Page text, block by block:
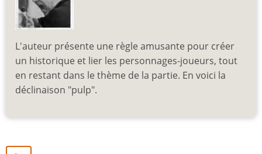
L'auteur présente une règle amusante pour créer
un historique et lier les personnages-joueurs, tout
en restant dans le thème de la partie. En voici la
déclinaison "pulp".